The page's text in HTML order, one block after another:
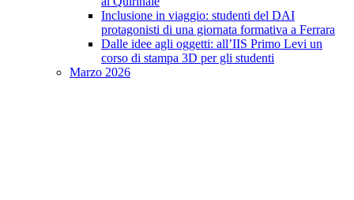
Inclusione in viaggio: studenti del DAI
protagonisti di una giornata formativa a Ferrara
Dalle idee agli oggetti: all’IIS Primo Levi un
corso di stampa 3D per gli studenti
Marzo 2026